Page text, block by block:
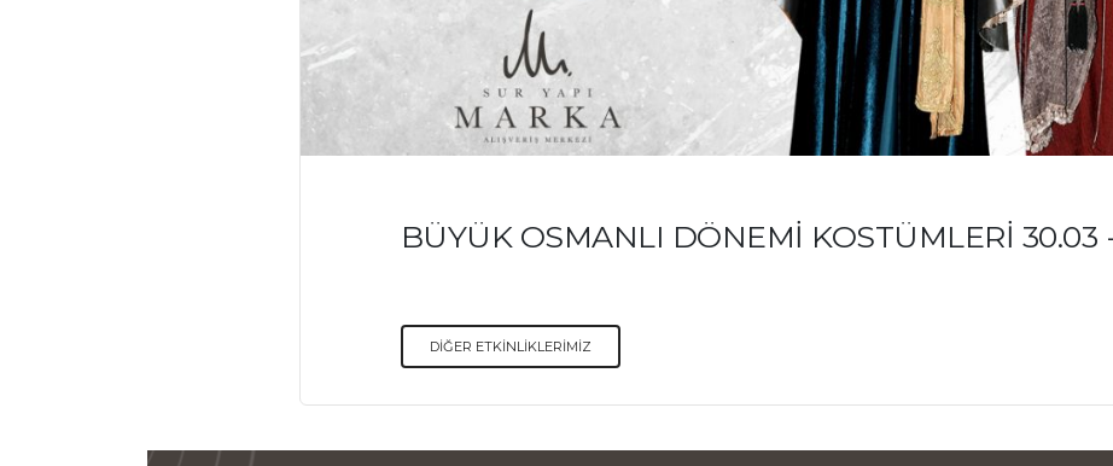
BÜYÜK OSMANLI DÖNEMİ KOSTÜMLERİ 30.03
DİĞER ETKİNLİKLERİMİZ